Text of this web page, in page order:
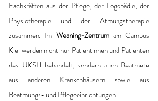
Fachkräften aus der Pflege, der Logopädie, der
Physiotherapie und der Atmungstherapie
zusammen. Im Weaning-Zentrum am Campus
Kiel werden nicht nur Patientinnen und Patienten
des UKSH behandelt, sondern auch Beatmete
aus anderen Krankenhäusern sowie aus
Beatmungs- und Pflegeeinrichtungen.